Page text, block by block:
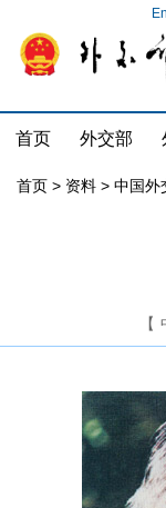
首页 外交部
首页 > 资料 > 中国外
【